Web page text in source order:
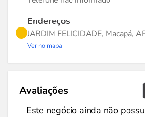
Endereços
JARDIM FELICIDADE, Macapá,
Ver no mapa
Avaliações
Este negócio ainda não